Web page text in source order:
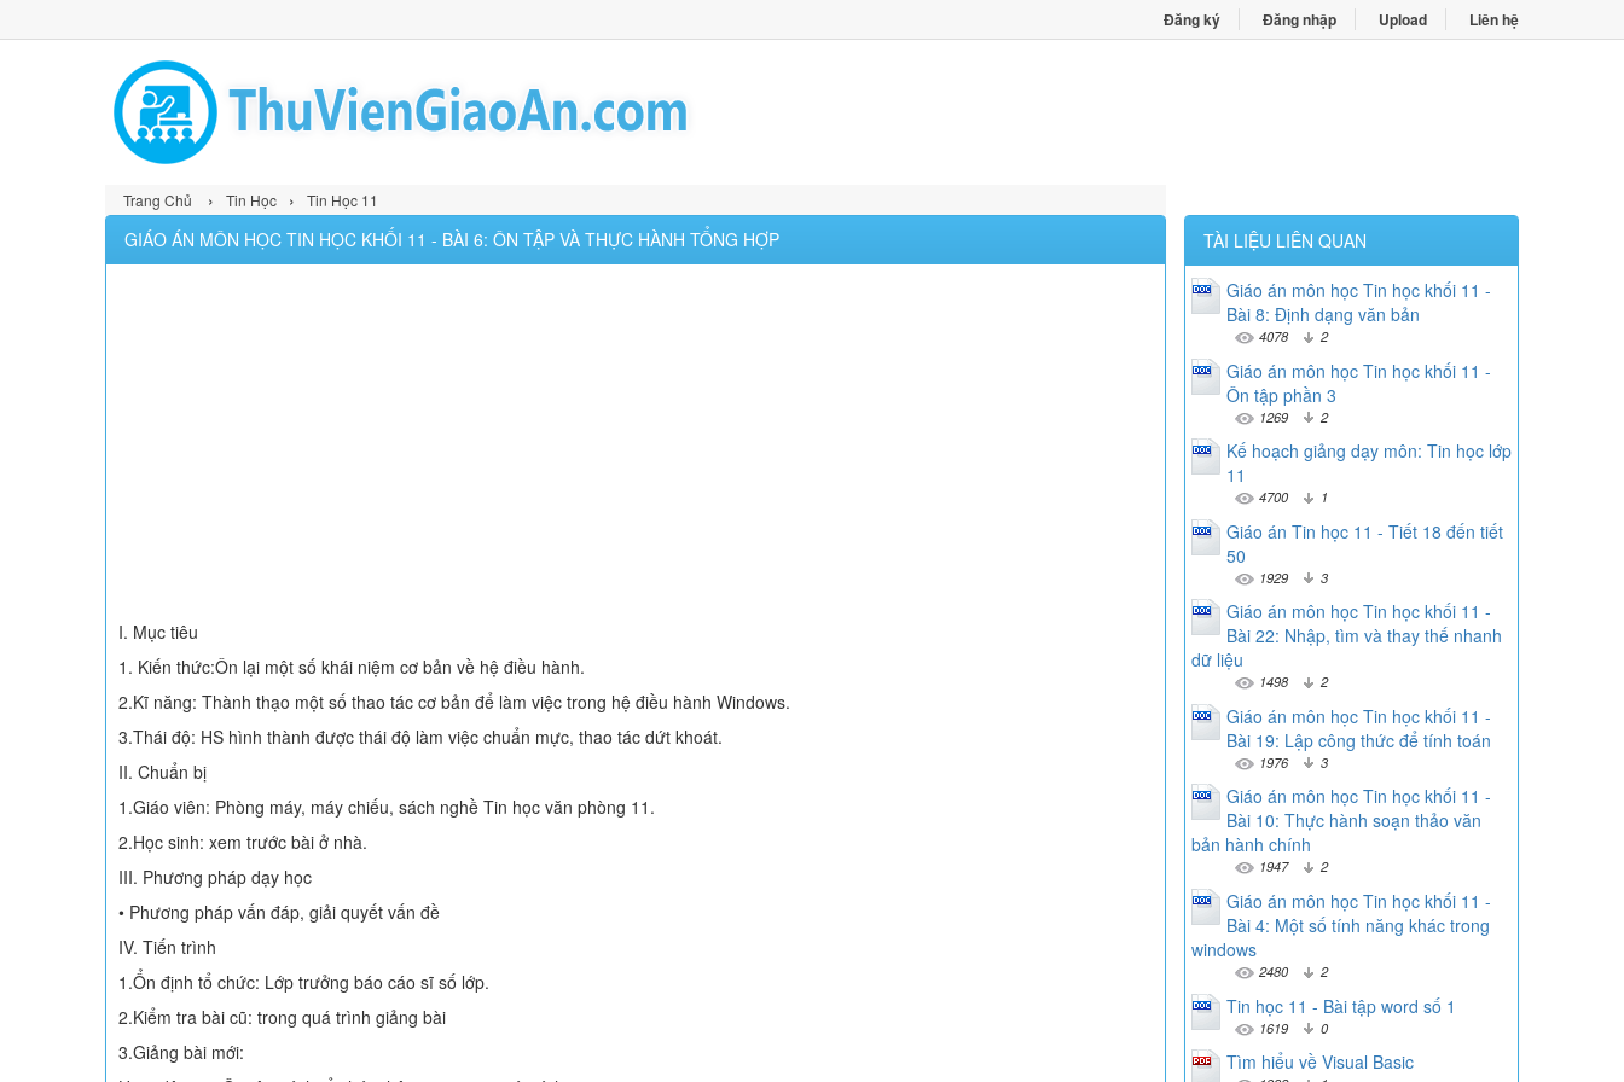
Đăng ký Đăng nhập Upload Liên hệ
Trang Chủ › Tin Học › Tin Học 11
GIÁO ÁN MÔN HỌC TIN HỌC KHỐI 11 - BÀI 6: ÔN TẬP VÀ THỰC HÀNH TỔNG HỢP
I. Mục tiêu
1. Kiến thức:Ôn lại một số khái niệm cơ bản về hệ điều hành.
2.Kĩ năng: Thành thạo một số thao tác cơ bản để làm việc trong hệ điều hành Windows.
3.Thái độ: HS hình thành được thái độ làm việc chuẩn mực, thao tác dứt khoát.
II. Chuẩn bị
1.Giáo viên: Phòng máy, máy chiếu, sách nghề Tin học văn phòng 11.
2.Học sinh: xem trước bài ở nhà.
III. Phương pháp dạy học
• Phương pháp vấn đáp, giải quyết vấn đề
IV. Tiến trình
1.Ổn định tổ chức: Lớp trưởng báo cáo sĩ số lớp.
2.Kiểm tra bài cũ: trong quá trình giảng bài
3.Giảng bài mới:
TÀI LIỆU LIÊN QUAN
Giáo án môn học Tin học khối 11 -
Bài 8: Định dạng văn bản
4078 2
Giáo án môn học Tin học khối 11 -
Ôn tập phần 3
1269 2
Kế hoạch giảng dạy môn: Tin học lớp
11
4700 1
Giáo án Tin học 11 - Tiết 18 đến tiết
50
1929 3
Giáo án môn học Tin học khối 11 -
Bài 22: Nhập, tìm và thay thế nhanh
dữ liệu
1498 2
Giáo án môn học Tin học khối 11 -
Bài 19: Lập công thức để tính toán
1976 3
Giáo án môn học Tin học khối 11 -
Bài 10: Thực hành soạn thảo văn
bản hành chính
1947 2
Giáo án môn học Tin học khối 11 -
Bài 4: Một số tính năng khác trong
windows
2480 2
Tin học 11 - Bài tập word số 1
1619 0
Tìm hiểu về Visual Basic